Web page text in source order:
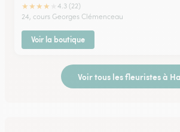
★★★★
4.3 (22)
24, cours Georges Clémenceau
Voir la boutique
Voir tous les fleuristes à